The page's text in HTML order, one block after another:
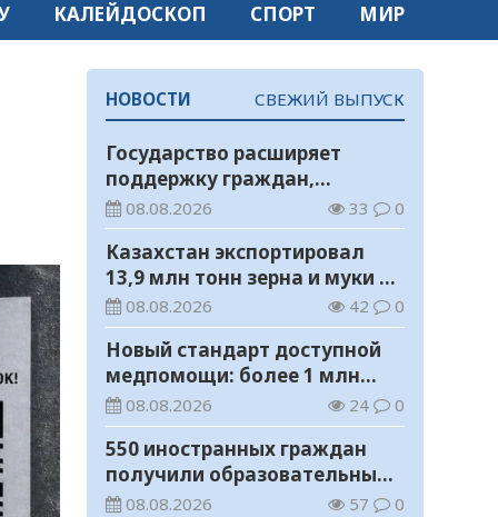
КАЛЕЙДОСКОП СПОРТ МИР
НОВОСТИ СВЕЖИЙ ВЫПУСК
Государство расширяет
поддержку граждан,
переезжающих в новые
регионы для работы
08.08.2026 33 0
Казахстан экспортировал
13,9 млн тонн зерна и муки в
зерновом эквиваленте
08.08.2026 42 0
Новый стандарт доступной
медпомощи: более 1 млн
казахстанцев получили
телемедицинские услуги
08.08.2026 24 0
550 иностранных граждан
получили образовательные
гранты для обучения в
08.08.2026 57 0